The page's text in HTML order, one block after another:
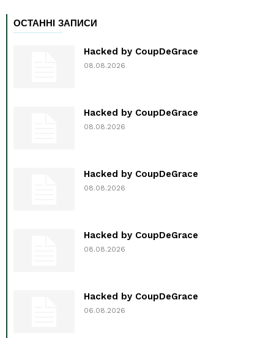
ОСТАННІ ЗАПИСИ
Hacked by CoupDeGrace
08.08.2026
Hacked by CoupDeGrace
08.08.2026
Hacked by CoupDeGrace
08.08.2026
Hacked by CoupDeGrace
08.08.2026
Hacked by CoupDeGrace
06.08.2026